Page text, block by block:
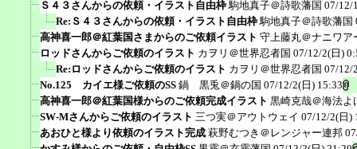
Ｓ４３さんからの依頼・イラスト自由枠 駒地真子＠詩歌藩国 07/12/
Re:Ｓ４３さんからの依頼・イラスト自由枠 駒地真子＠詩歌藩国
高神喜一郎＠紅葉国さまからのご依頼イラスト 守上藤丸＠ナニワア
ロッドさんからご依頼のイラスト カヲリ＠世界忍者国 07/12/2(日)
Re:ロッドさんからご依頼のイラスト カヲリ＠世界忍者国 07/12/
No.125 カイエ様ご依頼のSS 鍋 黒兎＠鍋の国 07/12/2(日) 15:33
高神喜一郎＠紅葉国様からのご依頼完成イラスト 黒崎克哉＠海法よ
SW-Mさんからご依頼のイラスト 三つ実＠アウトウェイ 07/12/2(日)
あおひと様より依頼のイラスト完成 萩野むつき＠レンジャー連邦